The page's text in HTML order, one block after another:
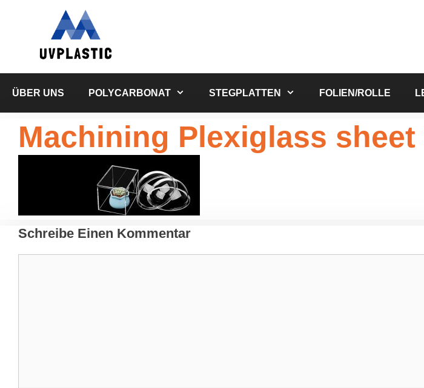
ÜBER UNS POLYCARBONAT STEGPLATTEN FOLIEN/ROLLE
Machining Plexiglass sheet
Schreibe Einen Kommentar